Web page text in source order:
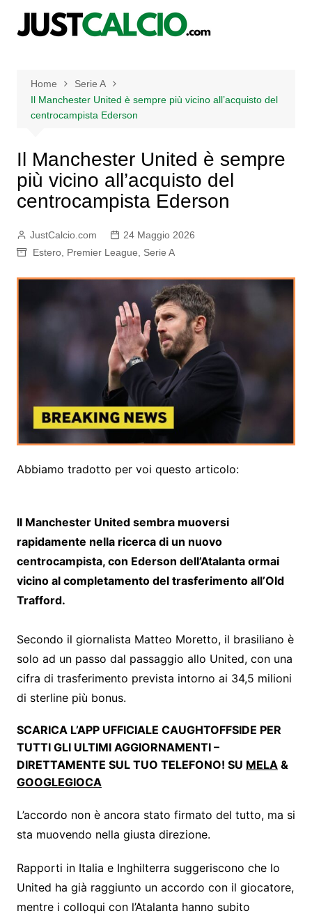
Home
Serie A
Il Manchester United è sempre più vicino all’acquisto del
centrocampista Ederson
Il Manchester United è sempre
più vicino all’acquisto del
centrocampista Ederson
JustCalcio.com
24 Maggio 2026
Estero, Premier League Serie A
Abbiamo tradotto per voi questo articolo:
Il Manchester United sembra muoversi
rapidamente nella ricerca di un nuovo
centrocampista, con Ederson dell’Atalanta ormai
vicino al completamento del trasferimento all’Old
Trafford.
Secondo il giornalista Matteo Moretto, il brasiliano è
solo ad un passo dal passaggio allo United, con una
cifra di trasferimento prevista intorno ai 34,5 milioni
di sterline più bonus.
SCARICA L’APP UFFICIALE CAUGHTOFFSIDE PER
TUTTI GLI ULTIMI AGGIORNAMENTI –
DIRETTAMENTE SUL TUO TELEFONO! SU MELA &
GOOGLEGIOCA
L’accordo non è ancora stato firmato del tutto, ma si
sta muovendo nella giusta direzione.
Rapporti in Italia e Inghilterra suggeriscono che lo
United ha già raggiunto un accordo con il giocatore,
mentre i colloqui con l’Atalanta hanno subito